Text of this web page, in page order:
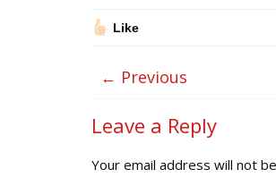
Like
← Previous
Leave a Reply
Your email address will not